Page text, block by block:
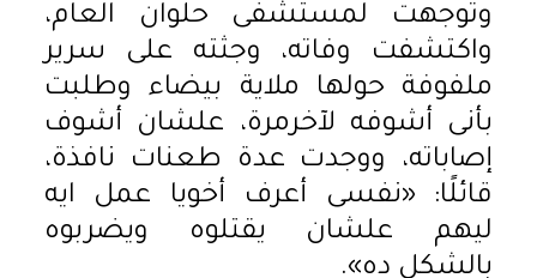
وتوجهت لمستشفى حلوان العام،
واكتشفت وفاته، وجثته على سرير
ملفوفة حولها ملاية بيضاء وطلبت
بأنى أشوفه لآخرمرة، علشان أشوف
إصاباته، ووجدت عدة طعنات نافذة،
قائلًا: «نفسى أعرف أخويا عمل ايه
ليهم علشان يقتلوه ويضربوه
بالشكل ده».